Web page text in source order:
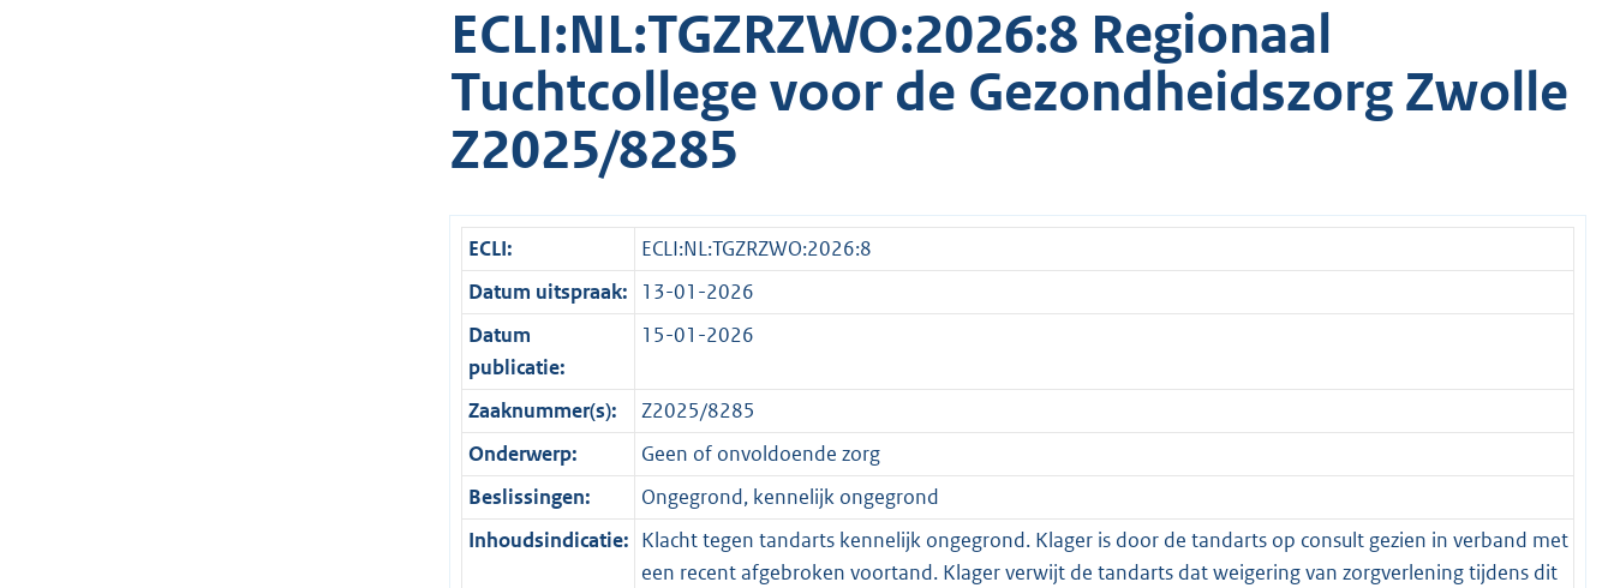
ECLI:NL:TGZRZWO:2026:8 Regionaal
Tuchtcollege voor de Gezondheidszorg Zwolle
Z2025/8285
ECLI:
ECLI:NL:TGZRZWO:2026:8
Datum uitspraak:
13-01-2026
Datum
publicatie:
15-01-2026
Zaaknummer(s):
Z2025/8285
Onderwerp:
Geen of onvoldoende zorg
Beslissingen:
Ongegrond, kennelijk ongegrond
Inhoudsindicatie: Klacht tegen tandarts kennelijk ongegrond. Klager is door de tandarts op consult gezien in verband met
een recent afgebroken voortand. Klager verwijt de tandarts dat weigering van zorgverlening tijdens dit